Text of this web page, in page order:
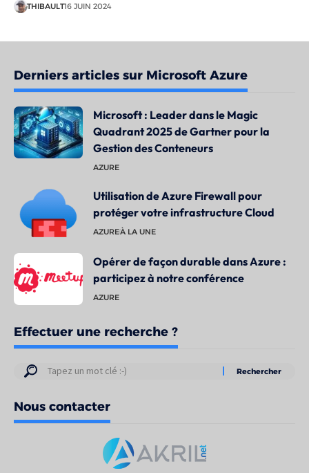
THIBAULT16 JUIN 2024
Derniers articles sur Microsoft Azure
Microsoft : Leader dans le Magic
Quadrant 2025 de Gartner pour la
Gestion des Conteneurs
AZURE
Utilisation de Azure Firewall pour
protéger votre infrastructure Cloud
AZUREÀ LA UNE
Opérer de façon durable dans Azure :
participez à notre conférence
AZURE
Effectuer une recherche ?
Résultats
votre
recherche
Nous contacter